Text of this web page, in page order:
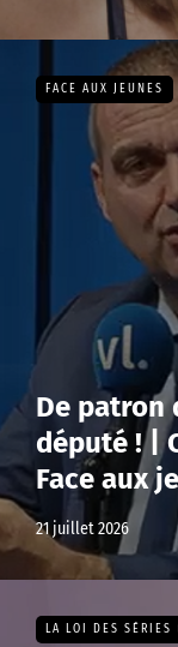
FACE AUX JEUNES
De patron
député ! |
Face aux
21 juillet 2026
LA LOI DES SÉRIES